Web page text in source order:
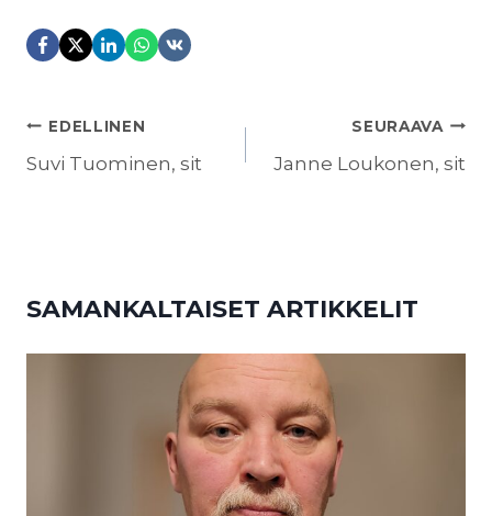
ARTIKKELIEN
SELAUS
EDELLINEN
Suvi Tuominen, sit
SEURAAVA
Janne Loukonen, sit
SAMANKALTAISET ARTIKKELIT